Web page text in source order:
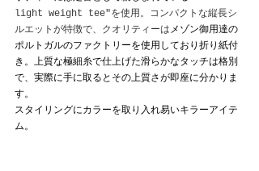
light weight tee"を使用。コンパクトな縦長シ
ルエットが特徴で、クオリティーはメゾン御用達の
ポルトガルのファクトリーを使用しており折り紙付
き。上質な極細糸で仕上げた滑らかなタッチは格別
で、 実際に手に取るとその上質さが即座に分かりま
す。
スタイリングにカラーを取り入れ易いキラーアイテ
ム。